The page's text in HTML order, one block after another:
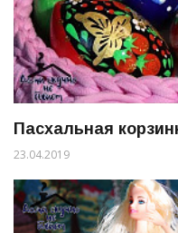
Пасхальная
23.04.2019